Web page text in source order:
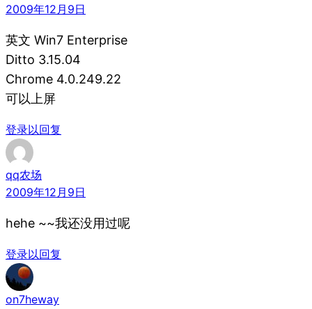
2009年12月9日
英文 Win7 Enterprise
Ditto 3.15.04
Chrome 4.0.249.22
可以上屏
登录以回复
qq农场
2009年12月9日
hehe ~~我还没用过呢
登录以回复
on7heway